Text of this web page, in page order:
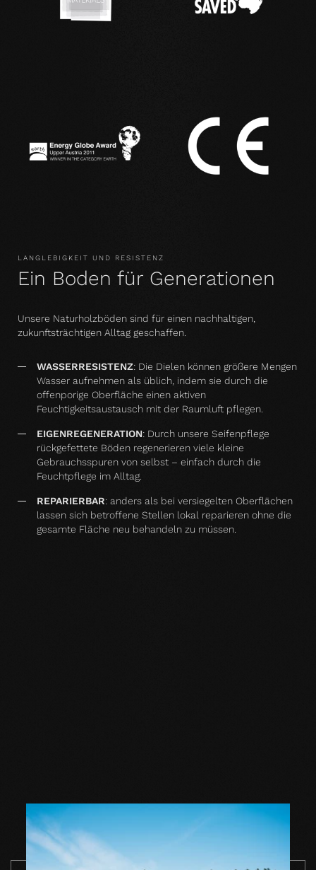
LANGLEBIGKEIT UND RESISTENZ
Ein Boden für Generationen
Unsere Naturholzböden sind für einen nachhaltigen,
zukunftsträchtigen Alltag geschaffen.
WASSERRESISTENZ: Die Dielen können größere Mengen
Wasser aufnehmen als üblich, indem sie durch die
offenporige Oberfläche einen aktiven
Feuchtigkeitsaustausch mit der Raumluft pflegen.
EIGENREGENERATION: Durch unsere Seifenpflege
rückgefettete Böden regenerieren viele kleine
Gebrauchsspuren von selbst – einfach durch die
Feuchtpflege im Alltag.
REPARIERBAR: anders als bei versiegelten Oberflächen
lassen sich betroffene Stellen lokal reparieren ohne die
gesamte Fläche neu behandeln zu müssen.